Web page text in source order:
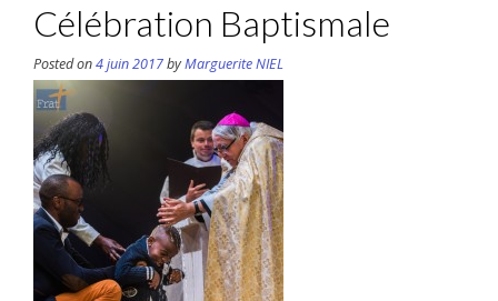
Célébration Baptismale
Posted on4 juin 2017byMarguerite NIEL